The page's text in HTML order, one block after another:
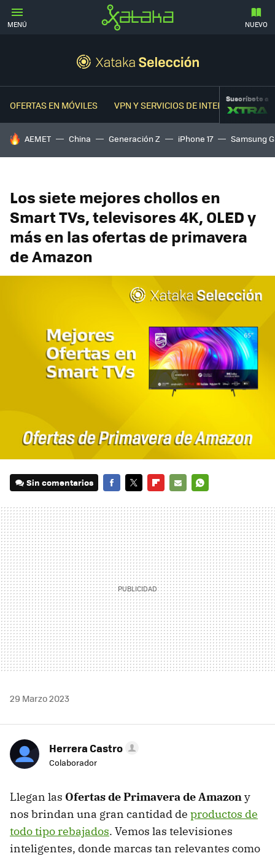
MENÚ NUEVO
OFERTAS EN MÓVILES VPN Y SERVICIOS DE INTERNETSuscríbete a
HOY SE HABLA DE
AEMET China Generación Z iPhone 17 Samsung
Los siete mejores chollos en
Smart TVs, televisores 4K, OLED y
más en las ofertas de primavera
de Amazon
Sin comentarios
MAIL
29 Marzo 2023
Herrera Castro
Colaborador
Llegan las Ofertas de Primavera de Amazony
nos brindan una gran cantidad de productos de
todo tipo rebajados. Vemos las televisiones
inteligentes, donde marcas tan relevantes como